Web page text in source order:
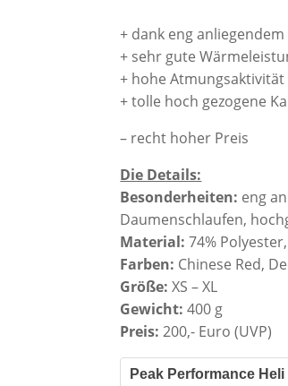
+ dank eng
+ sehr gute
+ hohe Atmungsaktivität
+ tolle hoch gezogene
– recht hoher Preis
Die Details:
Besonderheiten: eng
Daumenschlaufen,
Material: 74%
Farben: Chinese Red,
Größe: XS – XL
Gewicht: 400 g
Preis: 200,- Euro (UVP)
Peak Performance